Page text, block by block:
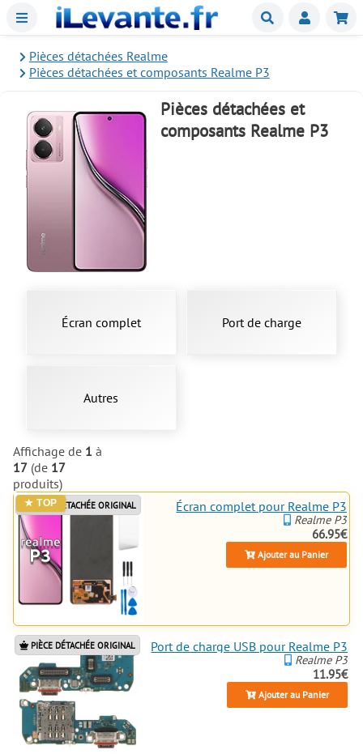
Menu Buscar
Pièces détachées Realme
Pièces détachées et composants Realme P3
Pièces détachées et
composants Realme P3
Écran complet Port de charge
Autres
Affichage de 1 à
17 (de 17
produits)
PIÈCE DÉTACHÉE ORIGINAL Écran complet pour Realme P3
Realme P3
66.95€
Ajouter au Panier
PIÈCE DÉTACHÉE ORIGINAL Port de charge USB pour Realme P3
Realme P3
11.95€
Ajouter au Panier